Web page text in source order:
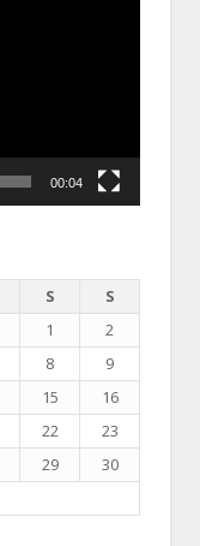
00:04
S
S
1
2
8
9
15
16
22
23
29
30